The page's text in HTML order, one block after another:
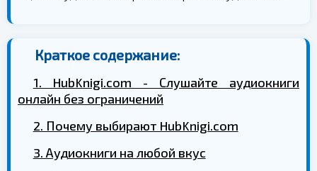
Краткое содержание:
1. HubKnigi.com - Слушайте аудиокниги
онлайн без ограничений
2. Почему выбирают HubKnigi.com
3. Аудиокниги на любой вкус